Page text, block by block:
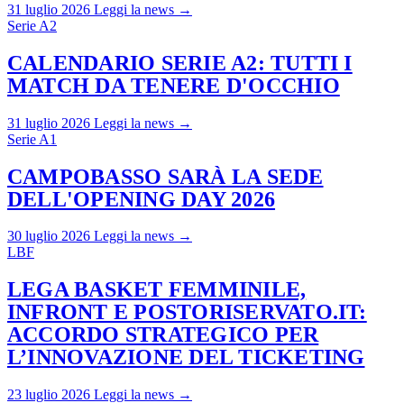
31 luglio 2026 Leggi la news →
Serie A2
CALENDARIO SERIE A2: TUTTI I
MATCH DA TENERE D'OCCHIO
31 luglio 2026 Leggi la news →
Serie A1
CAMPOBASSO SARÀ LA SEDE
DELL'OPENING DAY 2026
30 luglio 2026 Leggi la news →
LBF
LEGA BASKET FEMMINILE,
INFRONT E POSTORISERVATO.IT:
ACCORDO STRATEGICO PER
L’INNOVAZIONE DEL TICKETING
23 luglio 2026 Leggi la news →